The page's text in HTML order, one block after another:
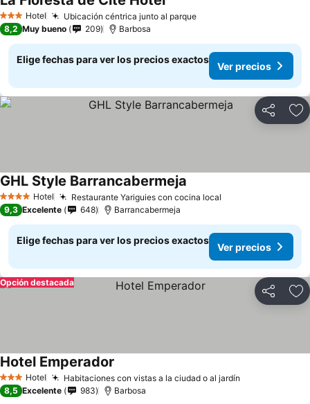
3 Estrellas
Hotel Ubicación céntrica junto al parqueVer precios
Ver precios
8,2 Muy bueno 209 Barbosa
Elige fechas para ver los precios exactos
Ver precios
Compartir
4 EstrellasHotel Restaurante Yariguies con cocina local
GHL Style Barrancabermeja
9,3 Excelente 648 Barrancabermeja
Elige fechas para ver los precios exactos
Ver precios
Compartir
Opción destacada
3 Estrellas
Hotel Habitaciones con vistas a la ciudad o al jardín
Hotel Emperador
8,5 Excelente 983 Barbosa